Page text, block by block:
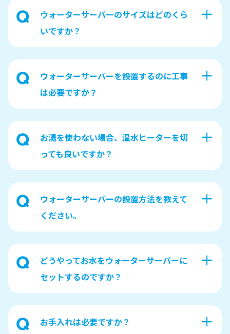
ウォーターサーバーのサイズはどのくら
いですか？
ウォーターサーバーを設置するのに工事
は必要ですか？
お湯を使わない場合、温水ヒーターを切
っても良いですか？
ウォーターサーバーの設置方法を教えて
ください。
どうやってお水をウォーターサーバーに
セットするのですか？
お手入れは必要ですか？